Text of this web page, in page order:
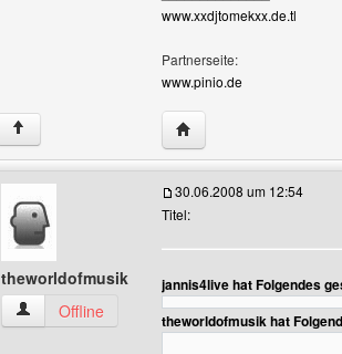
www.xxdjtomekxx.de.tl
Partnerseite:
www.pinio.de
↑ Website dieses
theworldofmusik
theworldofmusik Benutzer-Profile anzeigen
Offline
30.06.2008 um 12:54
Titel:
jannis4live hat Folgendes
theworldofmusik hat